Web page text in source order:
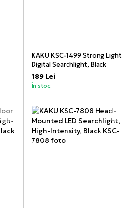
KAKU KSC-1499 Strong Light
Digital Searchlight, Black
189 Lei
În stoc